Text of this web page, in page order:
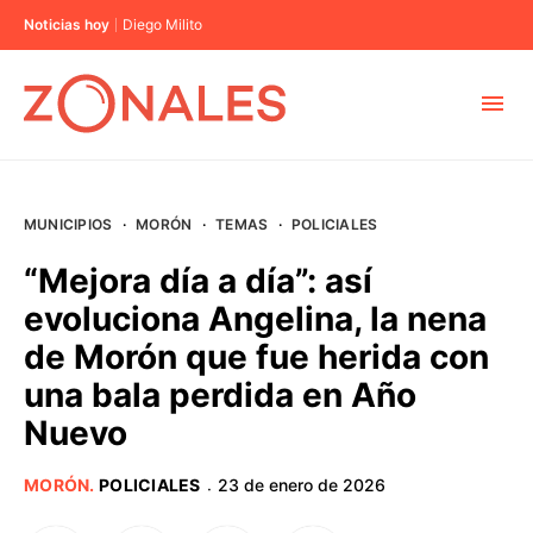
Noticias hoy Diego Milito
BUENOS AIRES
PROVINCIAS
MUNICIPIOS · MORÓN · TEMAS · POLICIALES
“Mejora día a día”: así
evoluciona Angelina, la nena
de Morón que fue herida con
una bala perdida en Año
Nuevo
MORÓN. POLICIALES · 23 de enero de 2026